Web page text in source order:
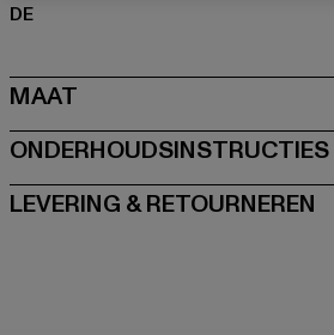
DE
MAAT
ONDERHOUDSINSTRUCTIES
LEVERING & RETOURNEREN